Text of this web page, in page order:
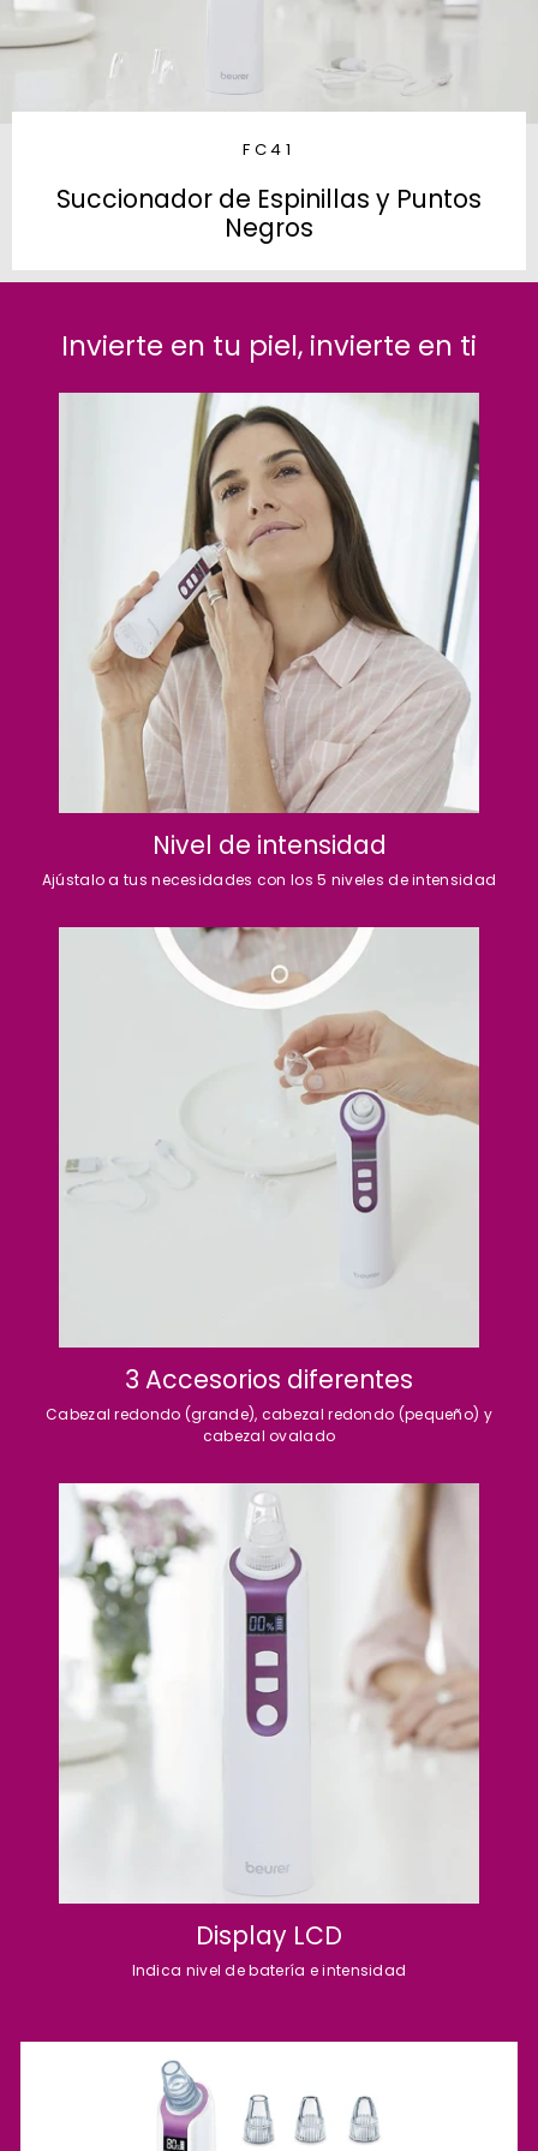
FC41
Succionador de Espinillas y Puntos
Negros
Invierte en tu piel, invierte en ti
Nivel de intensidad
Ajústalo a tus necesidades con los 5 niveles de intensidad
3 Accesorios diferentes
Cabezal redondo (grande), cabezal redondo (pequeño) y
cabezal ovalado
Display LCD
Indica nivel de batería e intensidad